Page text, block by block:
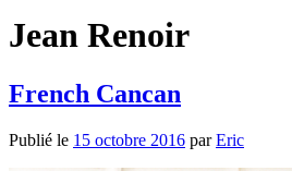
Jean Renoir
French Cancan
Publié le 15 octobre 2016 parEric